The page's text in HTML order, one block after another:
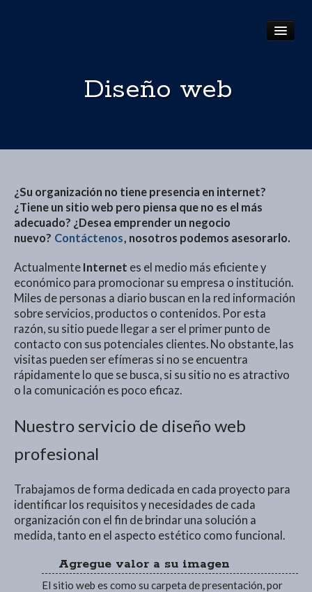
Blog
Contacto
Diseño web
¿Su organización no tiene presencia en internet?
¿Tiene un sitio web pero piensa que no es el más
adecuado? ¿Desea emprender un negocio
nuevo? Contáctenos, nosotros podemos asesorarlo.
Actualmente Internet es el medio más eficiente y
económico para promocionar su empresa o institución.
Miles de personas a diario buscan en la red información
sobre servicios, productos o contenidos. Por esta
razón, su sitio puede llegar a ser el primer punto de
contacto con sus potenciales clientes. No obstante, las
visitas pueden ser efímeras si no se encuentra
rápidamente lo que se busca, si su sitio no es atractivo
o la comunicación es poco eficaz.
Nuestro servicio de diseño web
profesional
Trabajamos de forma dedicada en cada proyecto para
identificar los requisitos y necesidades de cada
organización con el fin de brindar una solución a
medida, tanto en el aspecto estético como funcional.
Agregue valor a su imagen
El sitio web es como su carpeta de presentación, por